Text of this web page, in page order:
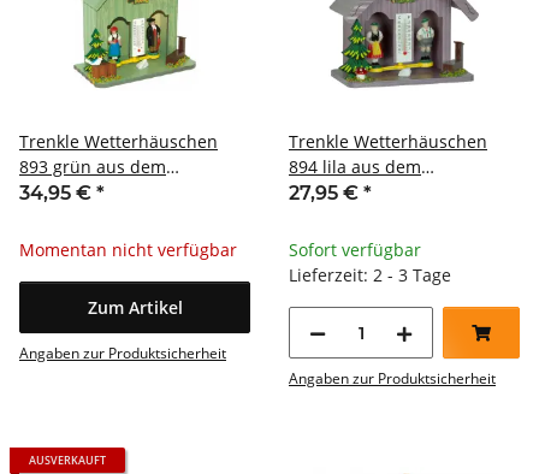
Trenkle Wetterhäuschen
893 grün aus dem
Schwarzwald
34,95 € *
Momentan nicht verfügbar
Zum Artikel
Angaben zur Produktsicherheit
Trenkle Wetterhäuschen
894 lila aus dem
Schwarzwald
27,95 € *
Sofort verfügbar
Lieferzeit: 2 - 3 Tage
Angaben zur Produktsicherheit
AUSVERKAUFT